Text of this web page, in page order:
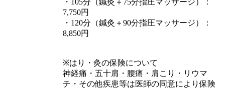
・105分（鍼灸＋75分指圧マッサージ）：
7,750円
・120分（鍼灸＋90分指圧マッサージ）：
8,850円
※はり・灸の保険について
神経痛・五十肩・腰痛・肩こり・リウマ
チ・その他疾患等は医師の同意により保険